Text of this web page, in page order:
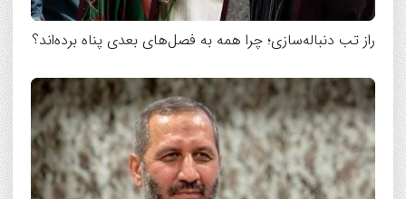
راز تب دنباله‌سازی؛ چرا همه به فصل‌های بعدی پناه برده‌اند؟